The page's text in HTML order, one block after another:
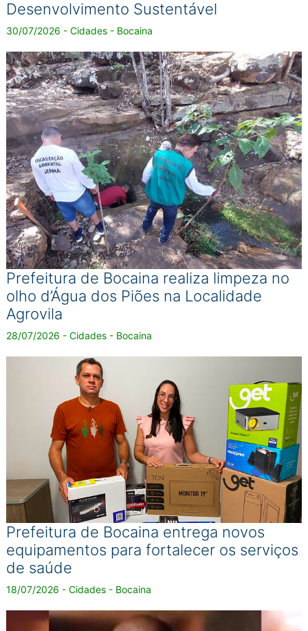
Desenvolvimento Sustentável
30/07/2026 - Cidades - Bocaina
Prefeitura de Bocaina realiza limpeza no
olho d’Água dos Piões na Localidade
Agrovila
28/07/2026 - Cidades - Bocaina
Prefeitura de Bocaina entrega novos
equipamentos para fortalecer os serviços
de saúde
18/07/2026 - Cidades - Bocaina